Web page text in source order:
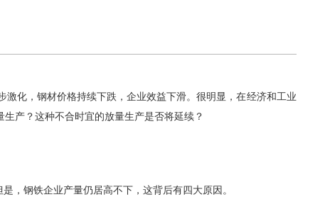
化，钢材价格持续下跌，企业效益下滑。很明显，在经济和工业
产？这种不合时宜的放量生产是否将延续？
，钢铁企业产量仍居高不下，这背后有四大原因。